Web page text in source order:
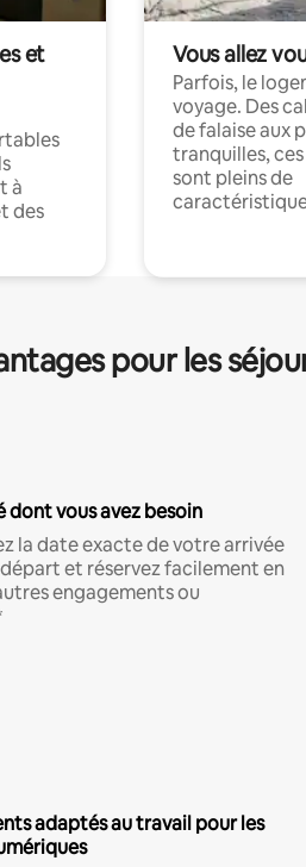
et
à
des
Vous allez
Parfois, le
voyage. Des
de falaise aux
tranquilles,
sont pleins de
pour les
dont vous avez besoin
la date exacte de votre arrivée
et réservez facilement en
engagements ou
adaptés au travail pour les